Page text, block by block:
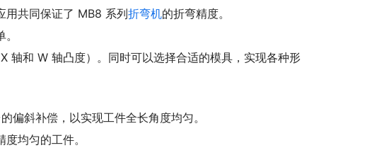
用共同保证了 MB8 系列折弯机的折弯精度。
轴和 W 轴凸度）。同时可以选择合适的模具，实现各种形
偏斜补偿，以实现工件全长角度均匀。
均匀的工件。